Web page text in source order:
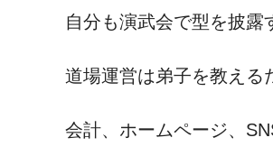
自分も演武会で型を披露
道場運営は弟子を教える
会計、ホームページ、